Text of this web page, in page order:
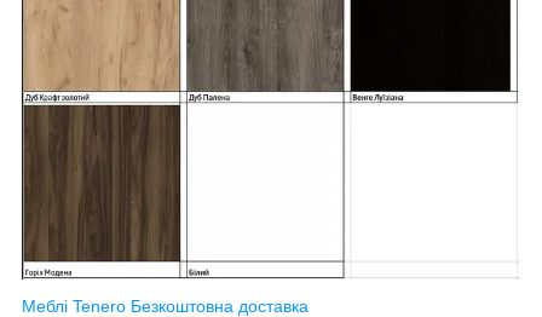
Меблі Tenero Безкоштовна доставка